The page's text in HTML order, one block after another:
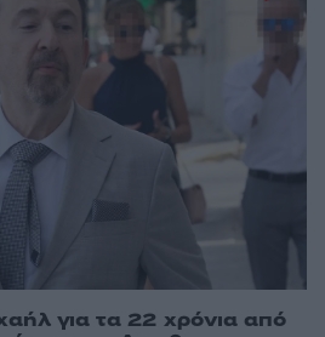
για τα 22 χρόνια από